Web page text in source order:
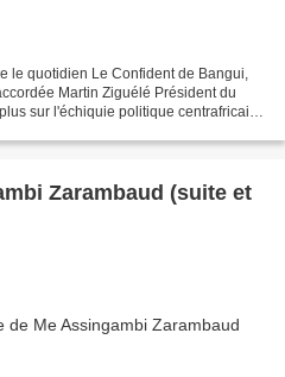
le quotidien Le Confident de Bangui,
Martin Ziguélé Président du
sur l'échiquie politique centrafricain
Zarambaud (suite et